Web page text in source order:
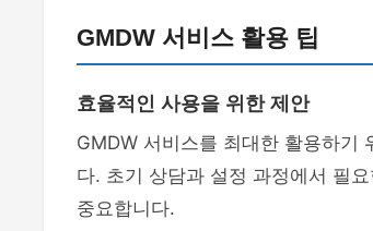
GMDW 서비스 활용 팁
효율적인 사용을 위한 제안
GMDW 서비스를 최대한 활용하기
다. 초기 상담과 설정 과정에서 필
중요합니다.